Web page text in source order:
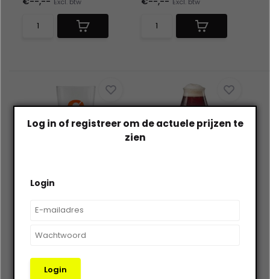
Log in of registreer om de actuele prijzen te
zien
Login
Login
No. 13 Glaswerk Vaasje
30CL
Type: Vaasje